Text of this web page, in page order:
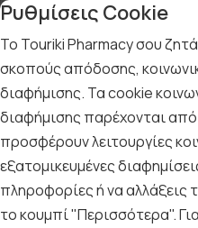
Αρχική / ΦΑΡΜΑΚΕΙΟ /
7
Ρυθμίσεις Cookie
Το Touriki Pharmacy σου
σκοπούς απόδοσης,
διαφήμισης. Τα cookie
διαφήμισης παρέχονται από
προσφέρουν λειτουργίες
εξατομικευμένες
πληροφορίες ή να αλλάξεις
το κουμπί "Περισσότερα".